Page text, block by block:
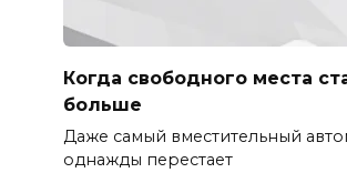
Когда свободного места
больше
Даже самый вместительный
однажды перестает